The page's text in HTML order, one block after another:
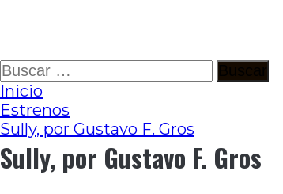
Ir
al
contenido
Buscar:
Inicio
Estrenos
Sully, por Gustavo F. Gros
Sully, por Gustavo F. Gros